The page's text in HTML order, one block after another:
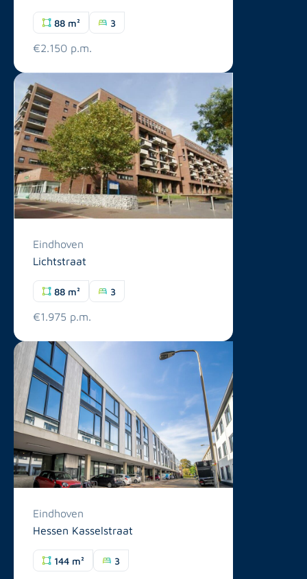
88 m² 3
€2.150 p.m.
Eindhoven
Lichtstraat
88 m² 3
€1.975 p.m.
Eindhoven
Hessen Kasselstraat
144 m² 3